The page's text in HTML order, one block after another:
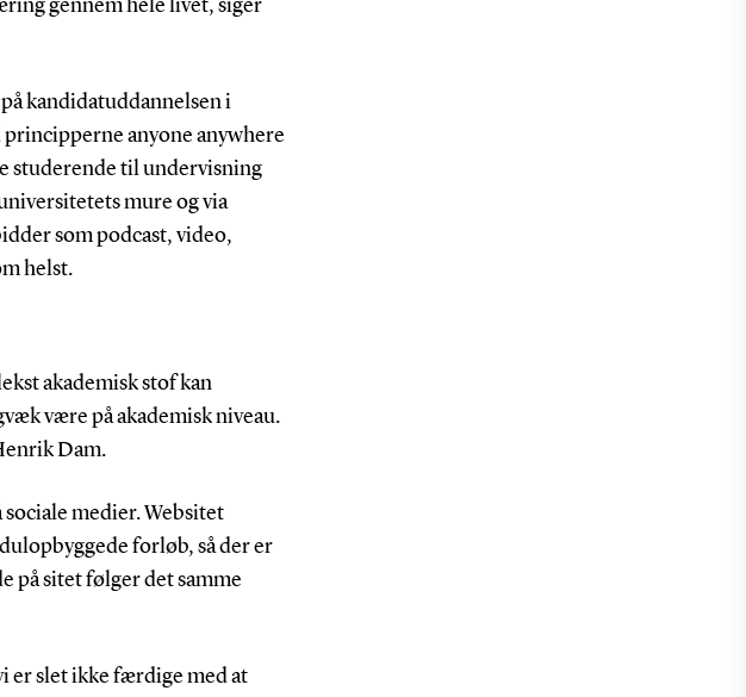
gennem hele livet, siger
kandidatuddannelsen i
anyone anywhere
studerende til undervisning
mure og via
som podcast, video,
helst.
akademisk stof kan
være på akademisk niveau.
Dam.
sociale medier. Websitet
forløb, så der er
på sitet følger det samme
er slet ikke færdige med at